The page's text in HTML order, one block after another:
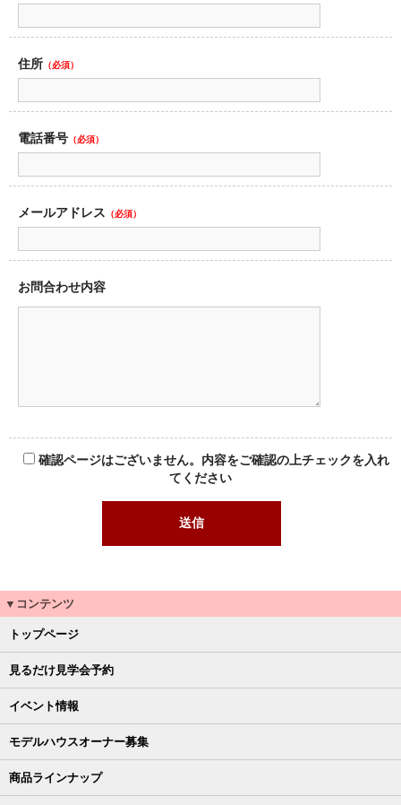
住所 （必須）
電話番号 （必須）
メールアドレス （必須）
お問合わせ内容
確認ページはございません。内容をご確認の上チェックを入れ
てください
▼コンテンツ
トップページ
見るだけ見学会予約
イベント情報
モデルハウスオーナー募集
商品ラインナップ